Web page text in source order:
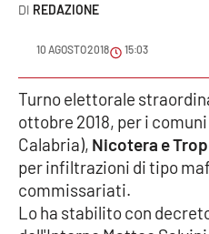
Meteo
Editoriali
VIDEO
REDAZIONE
10 AGOSTO 2018 15:03
Turno elettorale
ottobre 2018, per i
Calabria), Nicotera e
per infiltrazioni di tipo
commissariati.
Lo ha stabilito con